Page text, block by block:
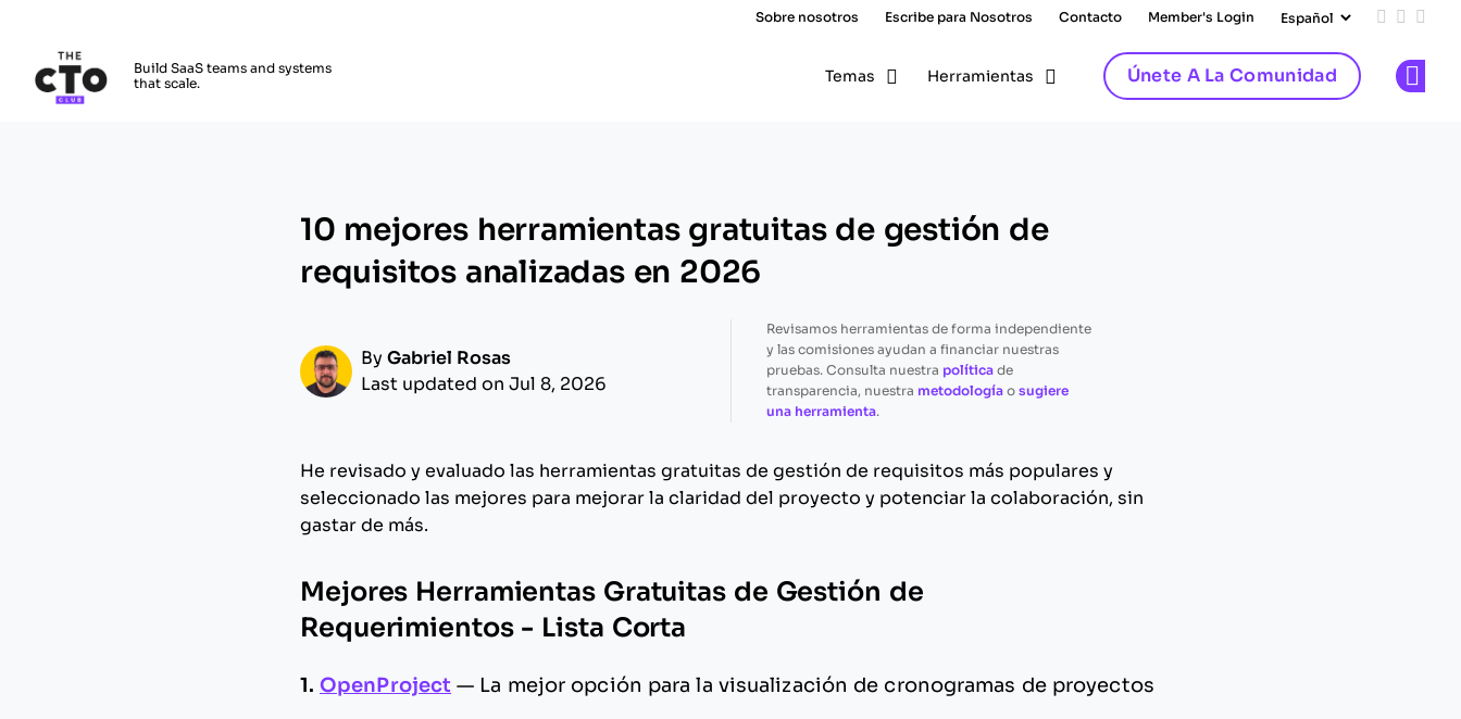
Sobre nosotros Escribe para Nosotros Contacto Member's Login Add us
Follow
Build SaaS teams and systems
that scale.
Temas Herramientas Únete A La Comunidad
10 mejores herramientas gratuitas de gestión de
requisitos analizadas en 2026
By Gabriel Rosas
Last updated on Jul 8, 2026
Revisamos herramientas de forma independiente
y las comisiones ayudan a financiar nuestras
pruebas. Consulta nuestra políticade
transparencia, nuestra metodologíao sugiere
una herramienta.
He revisado y evaluado las herramientas gratuitas de gestión de requisitos más populares y
seleccionado las mejores para mejorar la claridad del proyecto y potenciar la colaboración, sin
gastar de más.
Mejores Herramientas Gratuitas de Gestión de
Requerimientos - Lista Corta
1. OpenProject — La mejor opción para la visualización de cronogramas de proyectos